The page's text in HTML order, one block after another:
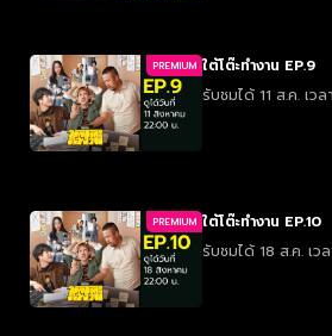
PREMIUM ใต้โต๊ะทำงาน EP.9
รับชมได้ 11 ส.ค. เว
PREMIUM ใต้โต๊ะทำงาน EP.10
รับชมได้ 18 ส.ค. เว